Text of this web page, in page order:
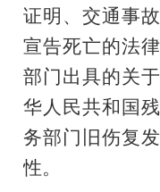
证明、交通事
宣告死亡的法
部门出具的关
华人民共和国
务部门旧伤复
性。